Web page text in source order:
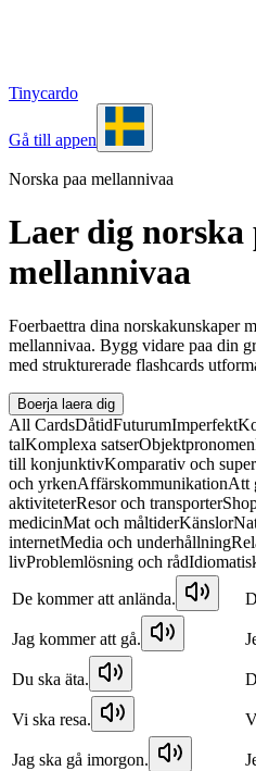
Tinycardo
Gå till appen
Norska paa mellannivaa
Laer dig norska
mellannivaa
Foerbaettra dina norskakunskaper
mellannivaa. Bygg vidare paa din
med strukturerade flashcards
Boerja laera dig
All CardsDåtidFuturumImperfekt
talKomplexa satserObjektpronomen
till konjunktivKomparativ och
och yrkenAffärskommunikationAtt
aktiviteterResor och transporter
medicinMat och måltiderKänslor
internetMedia och underhållning
livProblemlösning och råd
De kommer att anlända.
Jag kommer att gå.
Du ska äta.
Vi ska resa.
Jag ska gå imorgon.